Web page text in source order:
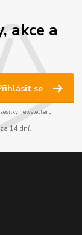
akce a
se
newsletteru.
14 dní.